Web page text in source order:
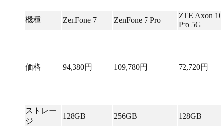
機種 ZenFone 7 ZenFone 7 Pro
ZTE Axon
Pro 5G
価格 94,380円 109,780円 72,720円
ストレー
ジ
128GB 256GB 128GB